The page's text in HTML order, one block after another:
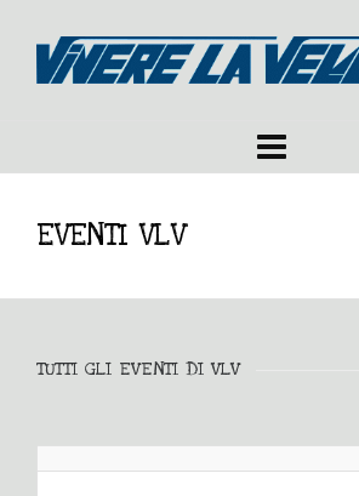
EVENTI VLV
TUTTI GLI EVENTI DI VLV